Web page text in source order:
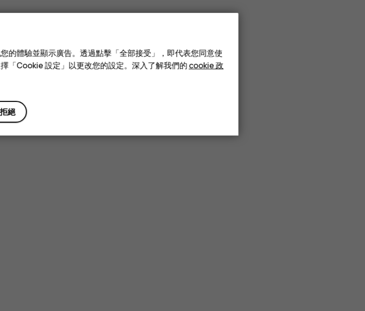
的體驗並顯示廣告。透過點擊「全部接受」，即代表您同意使
「Cookie 設定」以更改您的設定。深入了解我們的cookie 政
絕